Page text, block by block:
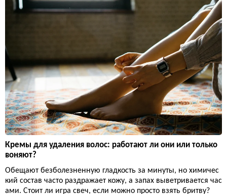
Кремы для удаления волос: работают ли они или только
воняют?
Обещают безболезненную гладкость за минуты, но химичес
кий состав часто раздражает кожу, а запах выветривается час
ами. Стоит ли игра свеч, если можно просто взять бритву?